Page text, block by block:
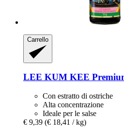
Carrello
LEE KUM KEE
Con estratto di ostriche
Alta concentrazione
Ideale per le salse
€ 9,39 (€ 18,41 / kg)